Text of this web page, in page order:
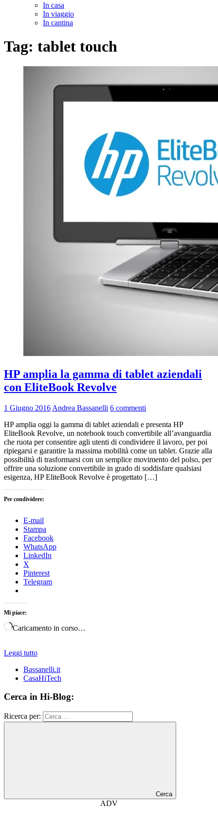
In casa
In viaggio
In cantina
Tag: tablet touch
HP amplia la gamma di tablet aziendali
con EliteBook Revolve
1 Giugno 2016 Andrea Bassanelli 6 commenti
HP amplia oggi la gamma di tablet aziendali e presenta HP
EliteBook Revolve, un notebook touch convertibile all’avanguardia
che ruota per consentire agli utenti di condividere il lavoro, per poi
ripiegarsi e garantire la massima mobilità come un tablet. Grazie alla
possibilità di trasformarsi con un semplice movimento del polso, per
offrire una soluzione convertibile in grado di soddisfare qualsiasi
esigenza, HP EliteBook Revolve è progettato […]
Per condividere:
E-mail
Stampa
Facebook
WhatsApp
LinkedIn
X
Pinterest
Telegram
Mi piace:
Caricamento in corso…
Leggi tutto
Bassanelli.it
CasaHiTech
Cerca in Hi-Blog:
Ricerca per:
Cerca
ADV